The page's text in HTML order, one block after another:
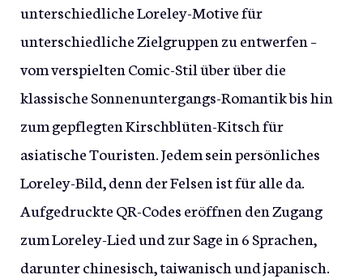
unterschiedliche Loreley-Motive für
unterschiedliche Zielgruppen zu entwerfen –
vom verspielten Comic-Stil über über die
klassische Sonnenuntergangs-Romantik bis hin
zum gepflegten Kirschblüten-Kitsch für
asiatische Touristen. Jedem sein persönliches
Loreley-Bild, denn der Felsen ist für alle da.
Aufgedruckte QR-Codes eröffnen den Zugang
zum Loreley-Lied und zur Sage in 6 Sprachen,
darunter chinesisch, taiwanisch und japanisch.